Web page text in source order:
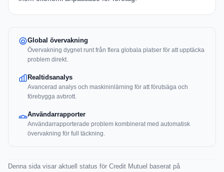
Global övervakning
Övervakning dygnet runt från flera globala platser för att upptäcka
problem direkt.
Realtidsanalys
Avancerad analys och maskininlärning för att förutsäga och
förebygga avbrott.
Användarrapporter
Användarrapporterade problem kombinerat med automatisk
övervakning för full täckning.
Denna sida visar aktuell status för Credit Mutuel baserat på